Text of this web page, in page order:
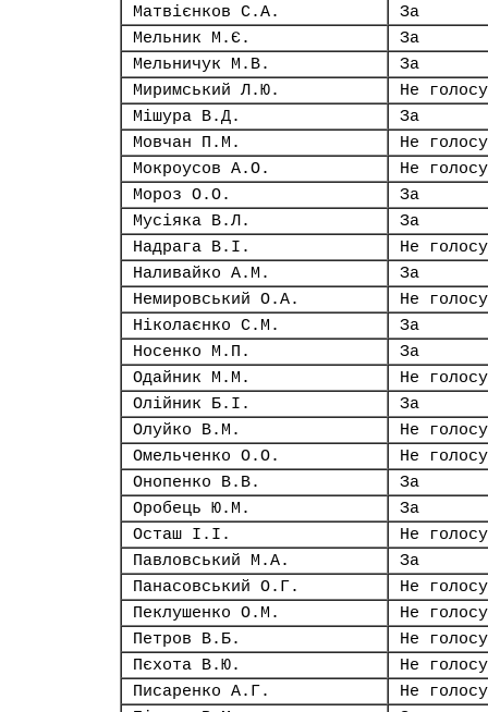
Матвієнков С.А.
За
Мельник М.Є.
За
Мельничук М.В.
За
Миримський Л.Ю.
Не
Мішура В.Д.
За
Мовчан П.М.
Не
Мокроусов А.О.
Не
Мороз О.О.
За
Мусіяка В.Л.
За
Надрага В.І.
Не
Наливайко А.М.
За
Немировський О.А.
Не
Ніколаєнко С.М.
За
Носенко М.П.
За
Одайник М.М.
Не
Олійник Б.І.
За
Олуйко В.М.
Не
Омельченко О.О.
Не
Онопенко В.В.
За
Оробець Ю.М.
За
Осташ І.І.
Не
Павловський М.А.
За
Панасовський О.Г.
Не
Пеклушенко О.М.
Не
Петров В.Б.
Не
Пєхота В.Ю.
Не
Писаренко А.Г.
Не